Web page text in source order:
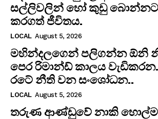
සල්ලිවලින් හෝ කුඩු
කරගත් ජීවිතය.
LOCAL August 5, 2026
මහින්දලගෙන් පලිගන්න ඕනි
පෙර රිමාන්ඩ් කාලය
රටේ නීති වන සංශෝධන..
LOCAL August 5, 2026
තරුණ ආණ්ඩුවේ නාකි